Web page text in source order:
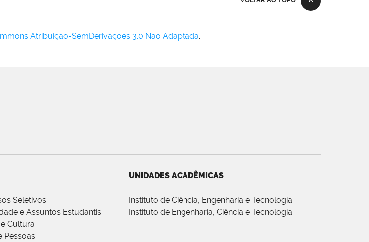
Atribuição-SemDerivações 3.0 Não Adaptada.
Seletivos
e Assuntos Estudantis
Cultura
Pessoas
UNIDADES ACADÊMICAS
Instituto de Ciência, Engenharia e Tecnologia
Instituto de Engenharia, Ciência e Tecnologia